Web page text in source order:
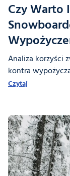
Czy Warto
Analiza korzyści
kontra
Czytaj